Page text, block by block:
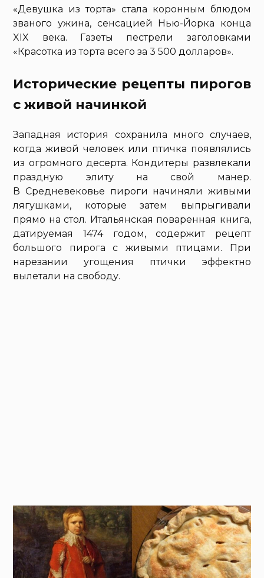
«Девушка из торта» стала коронным блюдом
званого ужина, сенсацией Нью-Йорка конца
XIX века. Газеты пестрели заголовками
«Красотка из торта всего за 3 500 долларов».
Исторические рецепты пирогов
с живой начинкой
Западная история сохранила много случаев,
когда живой человек или птичка появлялись
из огромного десерта. Кондитеры развлекали
праздную элиту на свой манер.
В Средневековье пироги начиняли живыми
лягушками, которые затем выпрыгивали
прямо на стол. Итальянская поваренная книга,
датируемая 1474 годом, содержит рецепт
большого пирога с живыми птицами. При
нарезании угощения птички эффектно
вылетали на свободу.